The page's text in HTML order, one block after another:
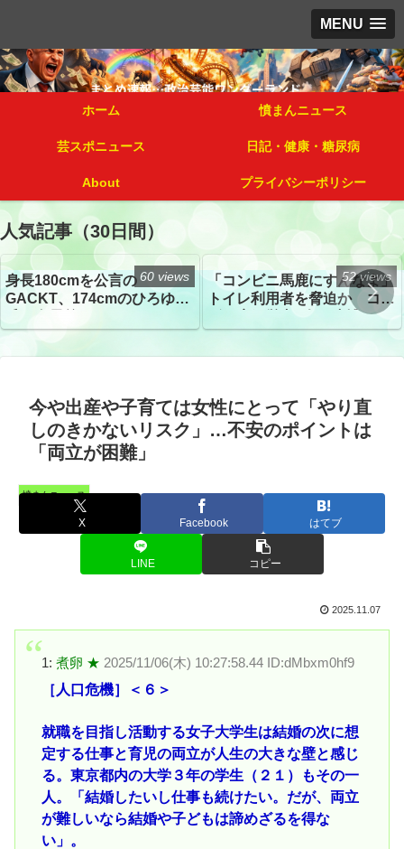
MENU
ホーム 憤まんニュース
芸スポニュース 日記・健康・糖尿病
About プライバシーポリシー
人気記事（30日間）
身長180cmを公言の
GACKT、174cmのひろゆき
トざわつき イベントでの写
真が話題
60 views
「コンビニ馬鹿にすんなよ」
トイレ利用者を脅迫か コン
52 views
今や出産や子育ては女性にとって「やり直
しのきかないリスク」…不安のポイントは
「両立が困難」
憤まんニュース
X Facebook はてブ
LINE コピー
2025.11.07
1: 煮卵 ★ 2025/11/06(木) 10:27:58.44 ID:dMbxm0hf9
［人口危機］＜６＞
就職を目指し活動する女子大学生は結婚の次に想
定する仕事と育児の両立が人生の大きな壁と感じ
る。東京都内の大学３年の学生（２１）もその一
人。「結婚したいし仕事も続けたい。だが、両立
が難しいなら結婚や子どもは諦めざるを得な
い」。